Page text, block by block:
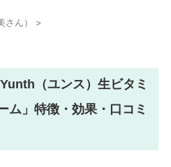
ん） >
（ユンス）生ビタミ
ム」特徴・効果・口コミ